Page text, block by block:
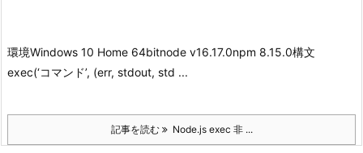
環境Windows 10 Home 64bitnode v16.17.0npm 8.15.0構文
exec(‘コマンド’, (err, stdout, std ...
記事を読む Node.js exec 非 ...